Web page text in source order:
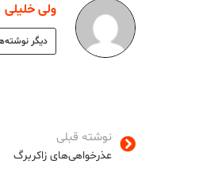
ولی خلیلی
دیگر
نوشته قبلی
عذرخواهی‌های زاکربرگ